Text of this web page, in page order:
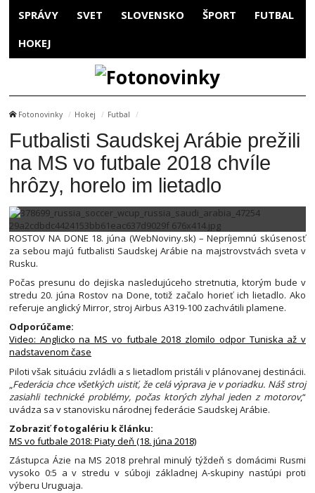
SPRÁVY SVET SLOVENSKO ŠPORT FUTBAL
HOKEJ
Fotonovinky Hokej Futbal
Futbalisti Saudskej Arábie prežili
na MS vo futbale 2018 chvíle
hrôzy, horelo im lietadlo
ROSTOV NA DONE 18. júna (WebNoviny.sk) – Nepríjemnú skúsenosť
za sebou majú futbalisti Saudskej Arábie na majstrovstvách sveta v
Rusku.
Počas presunu do dejiska nasledujúceho stretnutia, ktorým bude v
stredu 20. júna Rostov na Done, totiž začalo horieť ich lietadlo. Ako
referuje anglický Mirror, stroj Airbus A319-100 zachvátili plamene.
Odporúčame:
Video: Anglicko na MS vo futbale 2018 zlomilo odpor Tuniska až v
nadstavenom čase
Piloti však situáciu zvládli a s lietadlom pristáli v plánovanej destinácii.
„Federácia chce všetkých uistiť, že celá výprava je v poriadku. Náš stroj
zasiahli technické problémy, počas ktorých zlyhal jeden z motorov,“
uvádza sa v stanovisku národnej federácie Saudskej Arábie.
Zobraziť fotogalériu k článku:
MS vo futbale 2018: Piaty deň (18. júna 2018)
Zástupca Ázie na MS 2018 prehral minulý týždeň s domácimi Rusmi
vysoko 0:5 a v stredu v súboji základnej A-skupiny nastúpi proti
výberu Uruguaja.